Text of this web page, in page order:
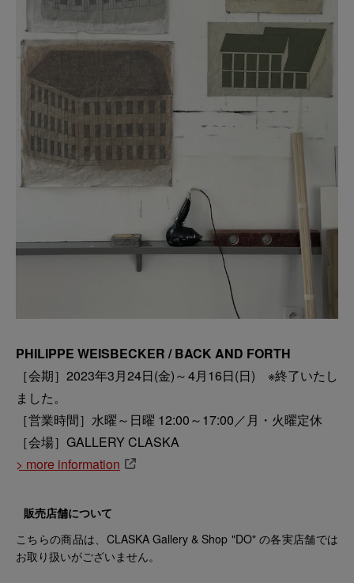
PHILIPPE WEISBECKER / BACK AND FORTH
［会期］2023年3月24日(金)～4月16日(日) ※終了いたし
ました。
［営業時間］水曜～日曜 12:00～17:00／月・火曜定休
［会場］GALLERY CLASKA
> more information
販売店舗について
こちらの商品は、CLASKA Gallery & Shop "DO" の各実店舗では
お取り扱いがございません。